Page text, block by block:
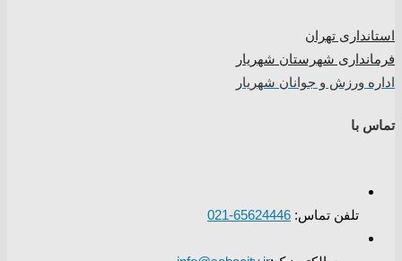
استانداری تهران
فرمانداری شهرستان شهریار
اداره ورزش و جوانان شهریار
تماس با
تلفن تماس: 65624446-021